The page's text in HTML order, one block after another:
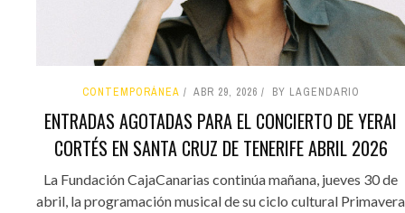
CONTEMPORÁNEA ABR 29, 2026 BY LAGENDARIO
ENTRADAS AGOTADAS PARA EL CONCIERTO DE YERAI
CORTÉS EN SANTA CRUZ DE TENERIFE ABRIL 2026
La Fundación CajaCanarias continúa mañana, jueves 30 de
abril, la programación musical de su ciclo cultural Primavera